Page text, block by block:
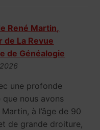
René Martin,
de La Revue
de Généalogie
une profonde
que nous avons
à l’âge de 90
de grande droiture,